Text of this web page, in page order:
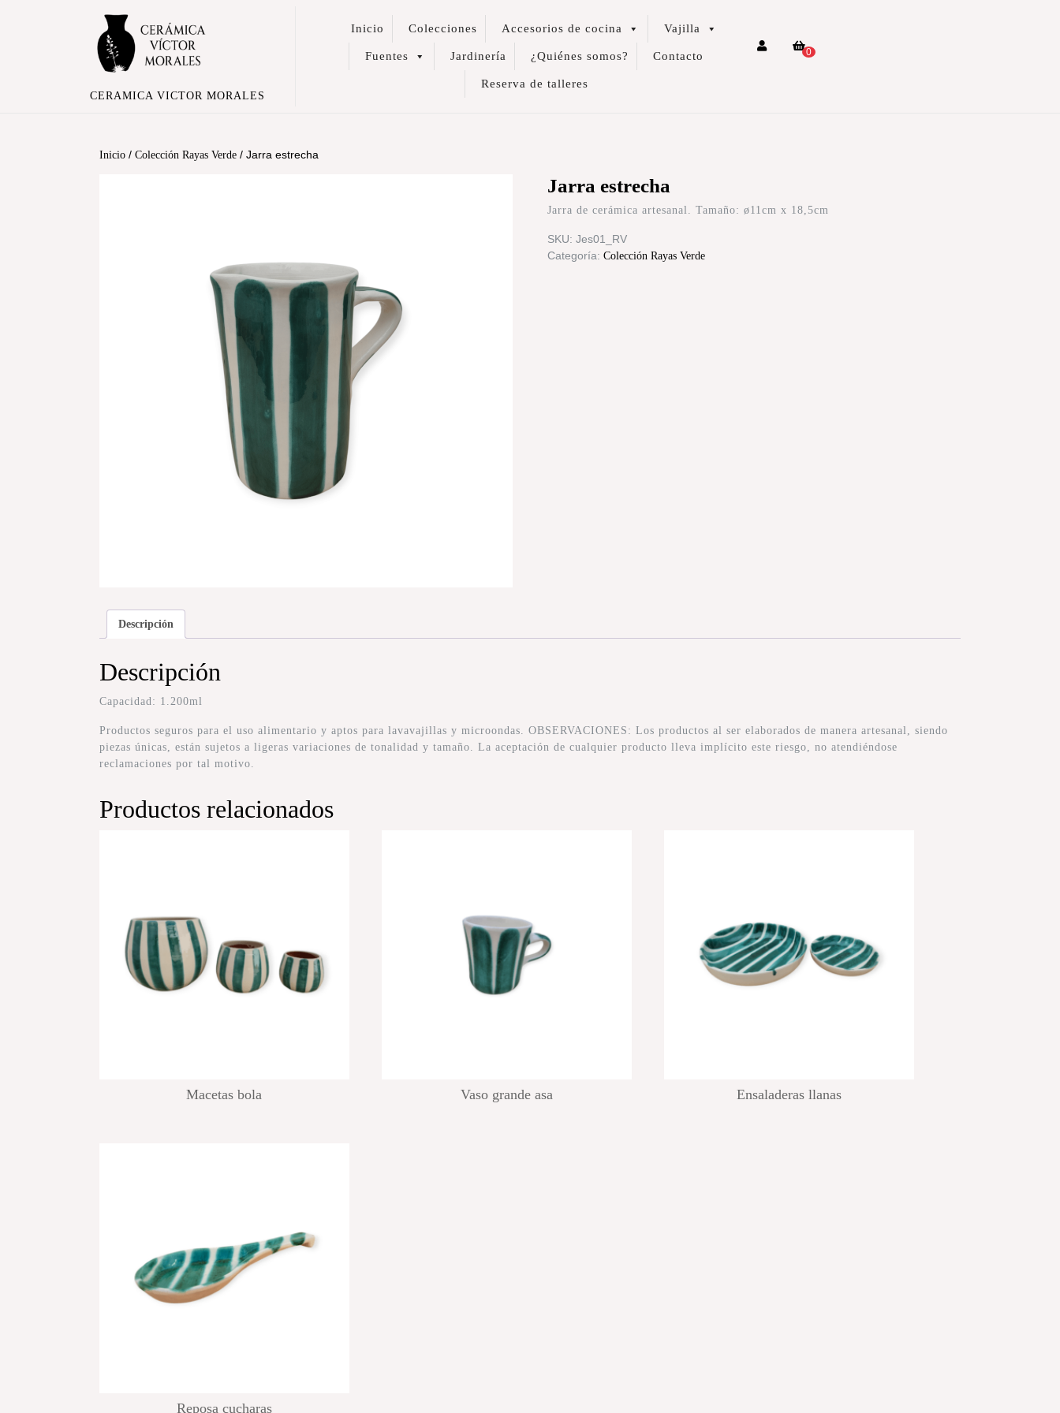
CERAMICA VICTOR MORALES
Inicio Colecciones Accesorios de cocina Vajilla
Fuentes Jardinería ¿Quiénes somos? Contacto
Reserva de talleres
0
Inicio / Colección Rayas Verde / Jarra estrecha
Jarra estrecha
Jarra de cerámica artesanal. Tamaño: ø11cm x 18,5cm
SKU: Jes01_RV
Categoría: Colección Rayas Verde
Descripción
Descripción
Capacidad: 1.200ml
Productos seguros para el uso alimentario y aptos para lavavajillas y microondas. OBSERVACIONES: Los productos al ser elaborados de manera artesanal, siendo
piezas únicas, están sujetos a ligeras variaciones de tonalidad y tamaño. La aceptación de cualquier producto lleva implícito este riesgo, no atendiéndose
reclamaciones por tal motivo.
Productos relacionados
Macetas bola Vaso grande asa Ensaladeras llanas
Reposa cucharas